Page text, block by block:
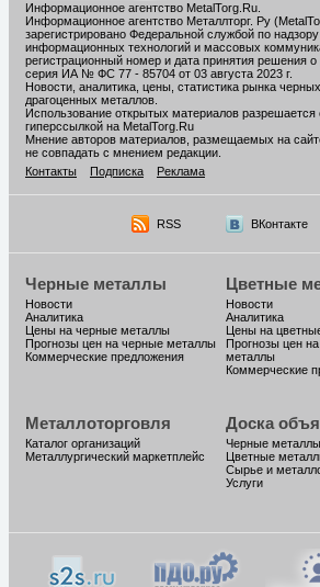
Информационное агентство MetalTorg.Ru
Информационное агентство Металлторг. Ру
зарегистрировано Федеральной службой по
информационных технологий и массовых
регистрационный номер и дата принятия решения о
серия ИА № ФС 77 - 85704 от 03 августа 2023 г.
Новости, аналитика, цены, статистика рынка
драгоценных металлов.
Использование открытых материалов разрешается
гиперссылкой на MetalTorg.Ru
Мнение авторов материалов, размещаемых на
не совпадать с мнением редакции.
Контакты
Подписка Реклама
RSS ВКонтакте
Черные металлы
Новости
Аналитика
Цены на черные металлы
Прогнозы цен на черные металлы
Коммерческие предложения
Цветные
Новости
Аналитика
Цены на
Прогнозы цен
металлы
Коммерческие
Металлоторговля
Каталог организаций
Металлургический маркетплейс
Доска
Черные металлы
Цветные
Сырье и
Услуги